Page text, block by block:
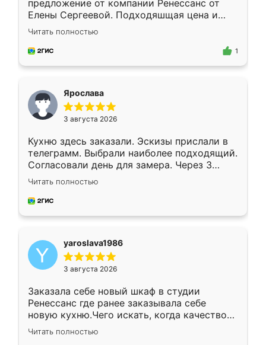
предложение от компании Ренессанс от
Елены Сергеевой. Подходяшщая цена и
короткие сроки изготовления. Приехавший
для замера сотрудник Владислав
предложил по моему эскизу самый
Читать полностью
1
Ярослава
3 августа 2026
Кухню здесь заказали. Эскизы прислали в
телеграмм. Выбрали наиболее подходящий.
Согласовали день для замера. Через 3
недели кухня была уже готова. Остались
довольны работой. Спасибо Ренессанс
мебель за качественную работу!
Читать полностью
yaroslava1986
3 августа 2026
Заказала себе новый шкаф в студии
Ренессанс где ранее заказывала себе
новую кухню.Чего искать, когда качеством
вполне довольна. Служит кухня уже почти
два года, нареканий нет.
Читать полностью